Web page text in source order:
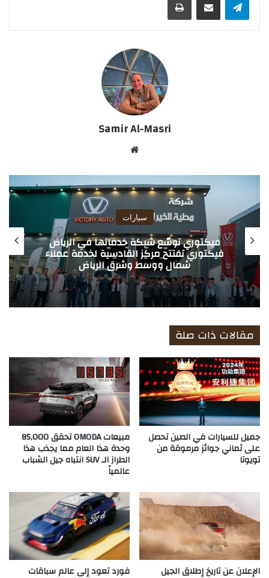
Samir Al-Masri
الوي
ب
سيارات
فيكتوري توسّع شبكة خدماتها في الرياض
فيكتوري تفتتح مركز القادسية لخدمة عملاء
شمال ووسط وشرق الرياض
مقالات ذات صلة
جميل للسيارات في الصين تحصل
على ثماني جوائز مرموقة من
تويوتا
مبيعات OMODA تحقق 85,000
وحدة هذا العام مما يجذب هذا
الطراز الـ SUV انتباه جيل الشباب
عالمياً
الإعلان عن تاريخ إطلاق الجيل فورد تعود إلى عالم سباقات